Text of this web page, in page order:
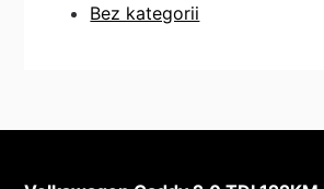
Bez kategorii